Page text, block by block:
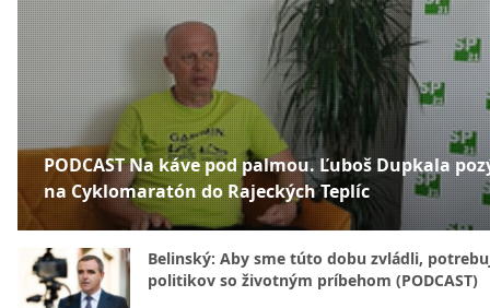
PODCAST Na káve pod palmou. Ľuboš Dupkala
na Cyklomaratón do Rajeckých Teplíc
Belinský: Aby sme túto dobu zvládli,
politikov so životným príbehom (PODCAST)